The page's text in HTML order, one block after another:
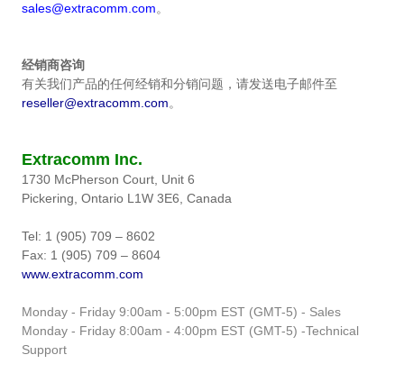
sales@extracomm.com。
经销商咨询
有关我们产品的任何经销和分销问题，请发送电子邮件至
reseller@extracomm.com。
Extracomm Inc.
1730 McPherson Court, Unit 6
Pickering, Ontario L1W 3E6, Canada
Tel: 1 (905) 709 – 8602
Fax: 1 (905) 709 – 8604
www.extracomm.com
Monday - Friday 9:00am - 5:00pm EST (GMT-5) - Sales
Monday - Friday 8:00am - 4:00pm EST (GMT-5) -Technical
Support